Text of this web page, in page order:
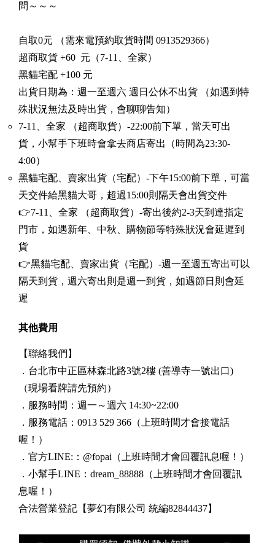
問～～～
自取0元 （需來電預約取貨時間 0913529366）
超商取貨 +60 元（7-11、全家）
黑貓宅配 +100 元
出貨日期為：週一至週六 週日公休不出貨 （如遇到特
殊狀況無法及時出貨，會聊聊告知）
7-11、全家 （超商取貨）-22:00前下單，當天可出
貨，小幫手下班時會拿去商店寄出（時間為23:30-
4:00）
黑貓宅配、賣家出貨（宅配）-下午15:00前下單，可當
天交件給黑貓大哥，超過15:00則隔天會出貨交件
👉7-11、全家 （超商取貨）-寄出後約2-3天到達指定
門市，如遇新年、中秋、購物節等特殊狀況會延遲到
貨
👉黑貓宅配、賣家出貨（宅配）-週一至週五寄出可以
隔天到貨，週六寄出則是週一到貨，如遇節日則會延
遲
其他費用
【聯絡我們】
．台北市中正區林森北路3號2樓 (善導寺一號出口)
（現場看牌請先預約）
．服務時間：週一～週六 14:30~22:00
．服務電話：0913 529 366 （上班時間才會接電話
喔！）
．官方LINE:：@fopai （上班時間才會回覆訊息喔！）
．小幫手LINE：dream_88888 （上班時間才會回覆訊
息喔！）
合法營業登記【夢幻有限公司 統編82844437】